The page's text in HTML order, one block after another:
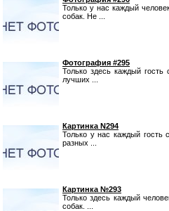
Только у нас каждый
собак. Не ...
Фотография #295
Только здесь каждый
лучших ...
Картинка N294
Только у нас каждый гость
разных ...
Картинка №293
Только здесь каждый
собак. ...